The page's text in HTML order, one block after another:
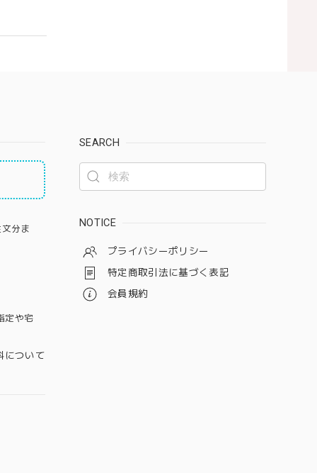
分ま
定や宅
について
SEARCH
NOTICE
プライバシーポリシー
特定商取引法に基づく表記
会員規約